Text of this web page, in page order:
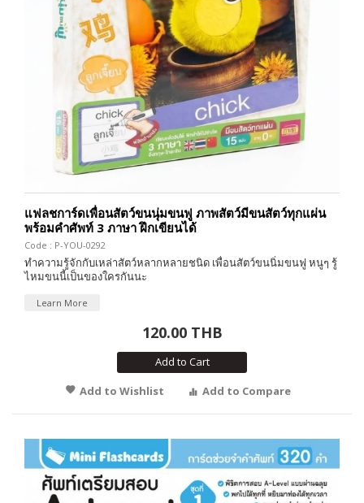
แฟลชการ์ดเพื่อนสัตว์ขนนุ่มขนฟู ภาพสัตว์มีขนสัตว์ทุกแผ่น
พร้อมคำศัพท์ 3 ภาษา ฝึกเขียนได้
Code : P-YOU-0292
ทำความรู้จักกับเหล่าสัตว์หลากหลายชนิด เพื่อนสัตว์ขนนิ่มขนฟู หนูๆ รู้
ไหมขนนี้เป็นของใครกันนะ
Learn More
120.00 THB
Add to Cart
Add to Wishlist
Add to Compare